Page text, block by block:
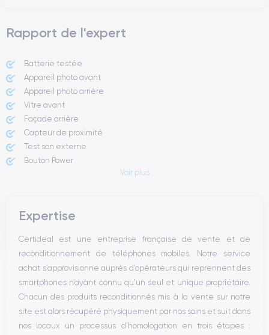
Rapport de l'expert
Batterie testée
Appareil photo avant
Appareil photo arrière ​
Vitre avant ​
Façade arrière
Capteur de proximité
Test son externe
Bouton Power
Haut parleur
Bouton Home
Bluetooth
WiFi
Réseau
Vibreur
Prise USB
Voir plus
Expertise
Certideal est une entreprise française de vente et de
reconditionnement de téléphones mobiles. Notre service
achat s’approvisionne auprès d’opérateurs qui reprennent des
smartphones n’ayant connu qu’un seul et unique propriétaire.
Chacun des produits reconditionnés mis à la vente sur notre
site est alors récupéré physiquement par nos soins et suit dans
nos locaux un processus d’homologation en trois étapes :